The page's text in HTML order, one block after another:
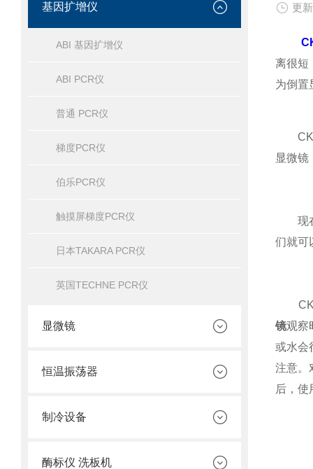
基因扩增仪
ABI 基因扩增仪
ABI PCR仪
普通 PCR仪
梯度PCR仪
伯乐PCR仪
触摸屏梯度PCR仪
日本TAKARA PCR仪
英国TECHNE PCR仪
显微镜
恒温振荡器
制冷设备
酶标仪 洗板机
更
离很短
为倒置
显微镜
现在
们就可
镜观察
或水会
注意。
后，使